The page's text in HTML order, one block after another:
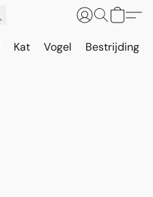
Kat Vogel Bestrijding